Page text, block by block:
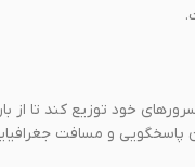
خود توزیع کند تا
پاسخگویی و مسافت